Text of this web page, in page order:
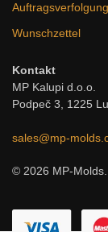
Auftragsverfolgung
Wunschzettel
Kontakt
MP Kalupi d.o.o.
Podpeč 3, 1225
sales@mp-
© 2026 MP-